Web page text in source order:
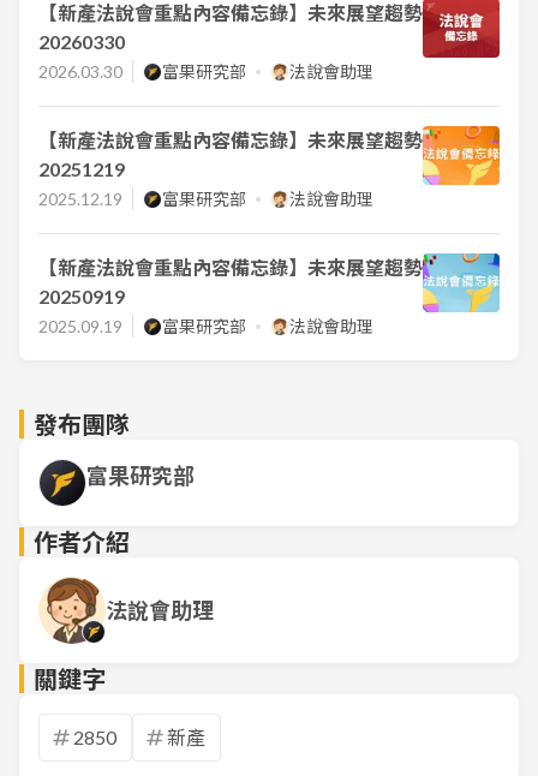
【新產法說會重點內容備忘錄】未來展望趨勢
20260330
2026.03.30 富果研究部 法說會助理
【新產法說會重點內容備忘錄】未來展望趨勢
20251219
2025.12.19 富果研究部 法說會助理
【新產法說會重點內容備忘錄】未來展望趨勢
20250919
2025.09.19 富果研究部 法說會助理
發布團隊
富果研究部
作者介紹
法說會助理
關鍵字
2850 新產